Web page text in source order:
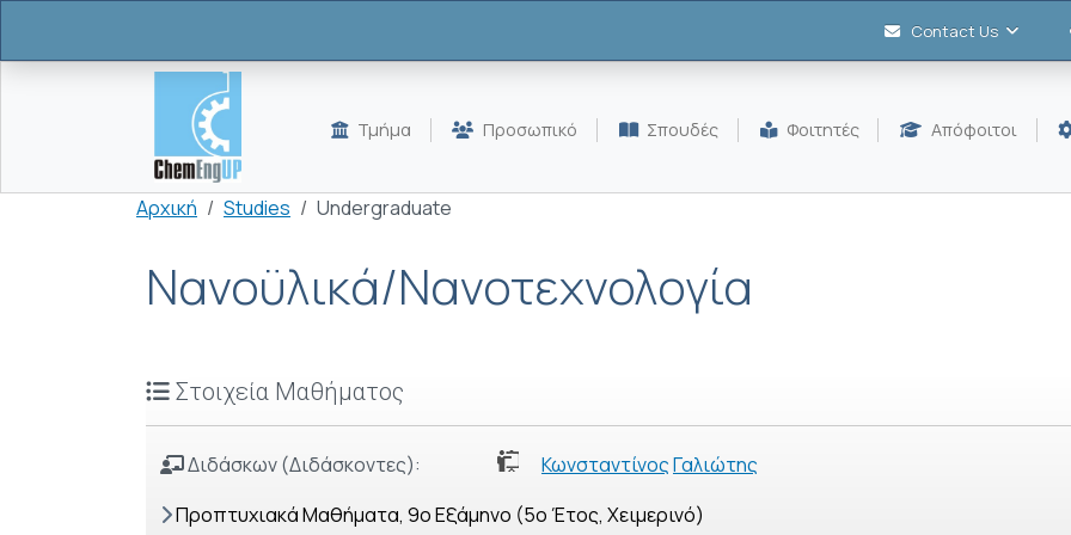
Contact Us
Τμήμα Προσωπικό Σπουδές Φοιτητές Απόφοιτοι
Breadcrumb
Αρχική Studies Undergraduate
Νανοϋλικά/Νανοτεχνολογία
Στοιχεία Μαθήματος
Διδάσκων (Διδάσκοντες): ΚωνσταντίνοςΓαλιώτης
Προπτυχιακά Μαθήματα, 9o Εξάμηνο (5ο Έτος, Χειμερινό)